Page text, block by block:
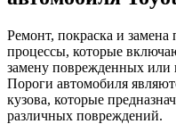
Ремонт, покраска и замена
процессы, которые
замену поврежденных или
Пороги автомобиля
кузова, которые
различных повреждений.